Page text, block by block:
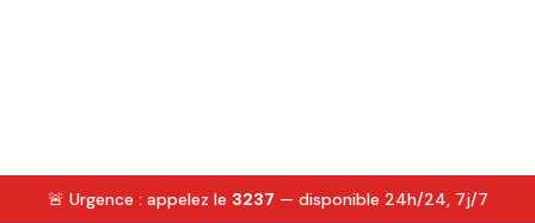
🚨 Urgence : appelez le 3237 — disponible 24h/24, 7j/7